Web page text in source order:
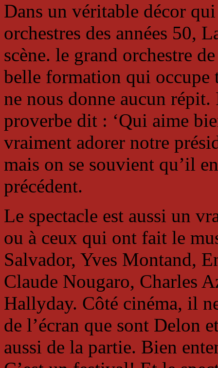
Dans un véritable décor qui
orchestres des années 50,
scène. le grand orchestre
belle formation qui occupe
ne nous donne aucun
proverbe dit : ‘Qui aime
vraiment adorer notre
mais on se souvient qu’il
précédent.
Le spectacle est aussi un
ou à ceux qui ont fait le
Salvador, Yves Montand,
Claude Nougaro, Charles
Hallyday. Côté cinéma, il
de l’écran que sont Delon
aussi de la partie. Bien